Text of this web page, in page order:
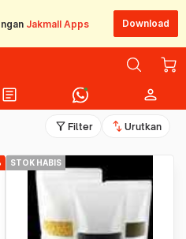
Jakmall Apps Download
article person
filter_alt Filter swap_vert Urutkan
STOK HABIS